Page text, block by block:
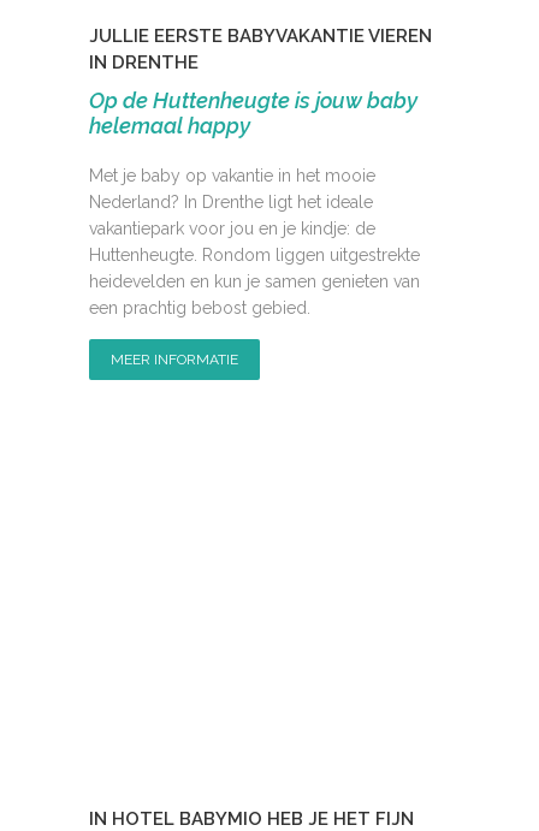
JULLIE EERSTE BABYVAKANTIE VIEREN
IN DRENTHE
Op de Huttenheugte is jouw baby
helemaal happy
Met je baby op vakantie in het mooie
Nederland? In Drenthe ligt het ideale
vakantiepark voor jou en je kindje: de
Huttenheugte. Rondom liggen uitgestrekte
heidevelden en kun je samen genieten van
een prachtig bebost gebied.
MEER INFORMATIE
IN HOTEL BABYMIO HEB JE HET FIJN